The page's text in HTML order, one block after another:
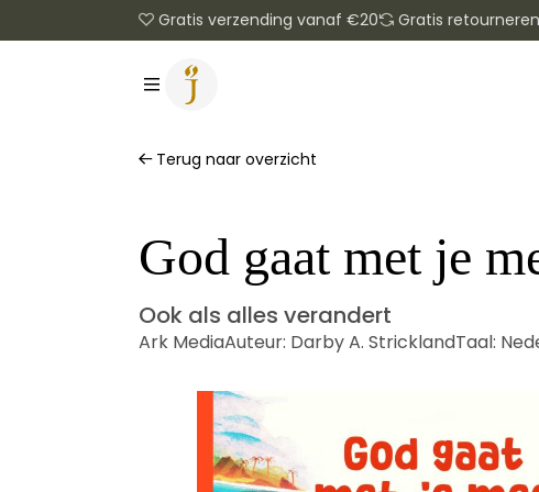
Gratis verzending vanaf €20 Gratis retourneren
Terug naar overzicht
God gaat met je
Ook als alles verandert
Ark MediaAuteur: Darby A. StricklandTaal: